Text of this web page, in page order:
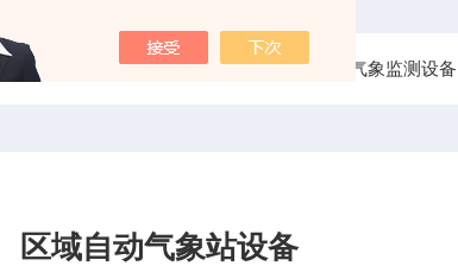
当前位置：首页 产品中心 气象监测设备
区域自动气象站设备